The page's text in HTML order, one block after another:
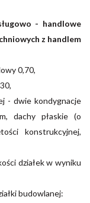
- handlowe
z handlem
0,70,
- dwie kondygnacje
dachy płaskie (o
konstrukcyjnej,
działek w wyniku
budowlanej: